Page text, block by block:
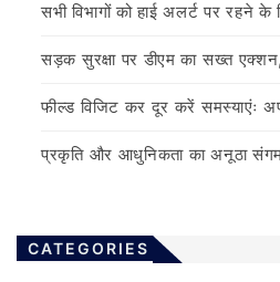
सभी विभागों को हाई अलर्ट पर रहने के
सड़क सुरक्षा पर डीएम का सख्त
फील्ड विजिट कर दूर करें समस्याएंः
प्रकृति और आधुनिकता का अनूठा संगम
CATEGORIES